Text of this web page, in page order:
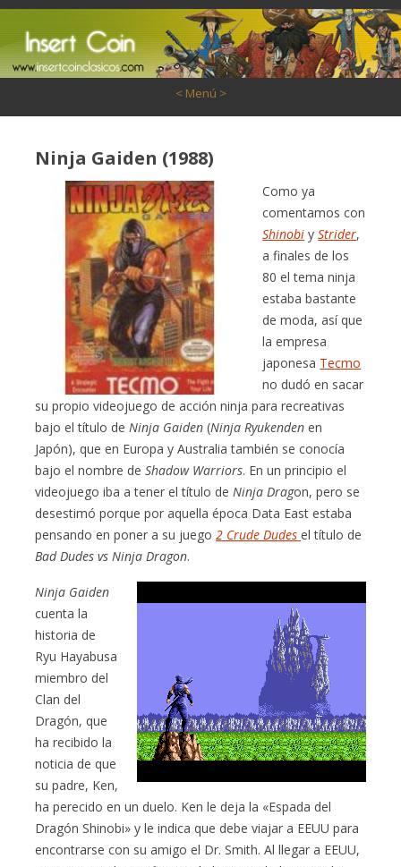
< Menú >
Ninja Gaiden (1988)
Como ya
comentamos con
Shinobi yStrider,
a finales de los
80 el tema ninja
estaba bastante
de moda, así que
la empresa
japonesa Tecmo
no dudó en sacar
su propio videojuego de acción ninja para recreativas
bajo el título de Ninja Gaiden(Ninja Ryukendenen
Japón), que en Europa y Australia también se conocía
bajo el nombre deShadow Warriors. En un principio el
videojuego iba a tener el título de Ninja Dragon, pero se
desestimó porque por aquella época Data East estaba
pensando en poner a su juego2 Crude Dudes el título de
Bad Dudes vs Ninja Dragon.
Ninja Gaiden
cuenta la
historia de
Ryu Hayabusa
miembro del
Clan del
Dragón, que
ha recibido la
noticia de que
su padre, Ken,
ha perecido en un duelo. Ken le deja la «Espada del
Dragón Shinobi» y le indica que debe viajar a EEUU para
encontrarse con su amigo el Dr. Smith. Al llegar a EEUU,